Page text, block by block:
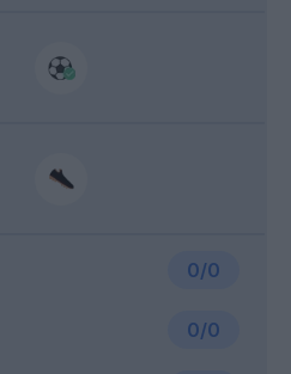
0/0
0/0